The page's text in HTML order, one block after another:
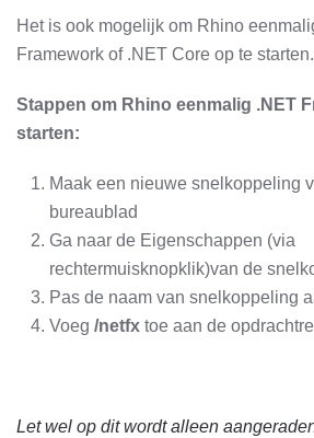
Het is ook mogelijk om Rhino
Framework of .NET Core op te starten.
Stappen om Rhino eenmalig .NET
starten:
Maak een nieuwe snelkoppeling
bureaublad
Ga naar de Eigenschappen (via
rechtermuisknopklik)van de
Pas de naam van snelkoppeling
Voeg /netfx toe aan de
Let wel op dit wordt alleen